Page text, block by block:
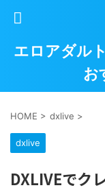
エロアダル
お
HOME > dxlive >
dxlive
DXLIVEでク